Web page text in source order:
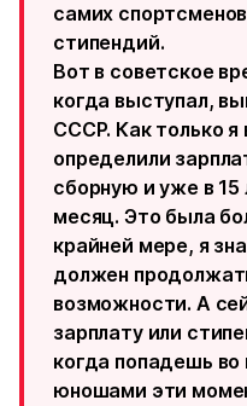
самих
стипендий.
Вот в советское
когда выступал,
СССР. Как только
определили
сборную и уже в 15
месяц. Это была
крайней мере, я
должен
возможности. А
зарплату или
когда попадешь
юношами эти